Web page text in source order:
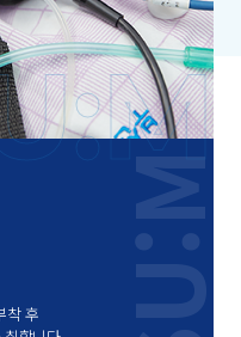
료방법을
SU:M
하여
SU:M
SU:M
착 후
SU:M
을 진행합니다.
SU:M
료방법을
SU:M
하여
SU:M
장비 사용